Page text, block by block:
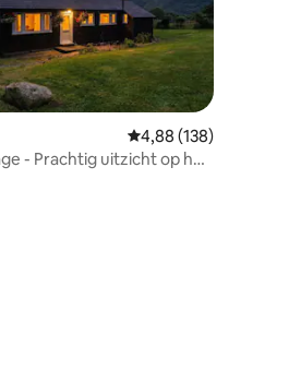
4,95 op 5, 251 recensies
Gemiddelde
4,88 (138)
- Prachtig uitzicht op het